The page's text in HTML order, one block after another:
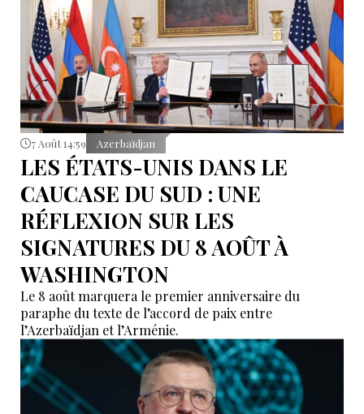
7 Août 14:59 Azerbaïdjan
LES ÉTATS-UNIS DANS LE
CAUCASE DU SUD : UNE
RÉFLEXION SUR LES
SIGNATURES DU 8 AOÛT À
WASHINGTON
Le 8 août marquera le premier anniversaire du
paraphe du texte de l’accord de paix entre
l’Azerbaïdjan et l’Arménie.